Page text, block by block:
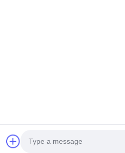
Developed by